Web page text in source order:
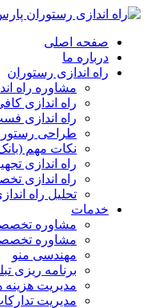
صفحه اصلی
درباره ما
راه اندازی رستوران
مشاوره راه
راه اندازی
راه اندازی
طراحی
نکات مهم (بانک
راه اندازی
راه اندازی
تحلیل راه اندازی
خدمات
مشاوره
مشاوره
مهندسی منو
برنامه ریزی
مدیریت هزینه
مدیریت